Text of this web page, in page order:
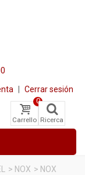
Cerrar sesión
Carrello
0
Ricerca
> NOX > NOX